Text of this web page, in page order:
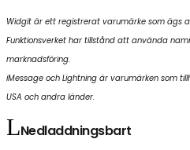
Widgit är ett registrerat varumärke som ägs
Funktionsverket har tillstånd att använda
marknadsföring.
iMessage och Lightning är varumärken som
USA och andra länder.
Nedladdningsbart